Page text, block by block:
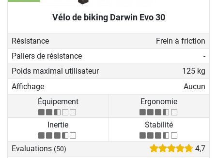
Vélo de biking Darwin Evo 30
Résistance
Frein à friction
Paliers de résistance
-
Poids maximal utilisateur
125 kg
Affichage
Aucun
Équipement
Ergonomie
Inertie Stabilité
Evaluations (50) 4,7